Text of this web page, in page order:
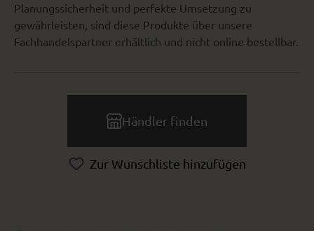
Planungssicherheit und perfekte Umsetzung zu
gewährleisten, sind diese Produkte über unsere
Fachhandelspartner erhältlich und nicht online bestellbar.
Händler finden
Zur Wunschliste hinzufügen